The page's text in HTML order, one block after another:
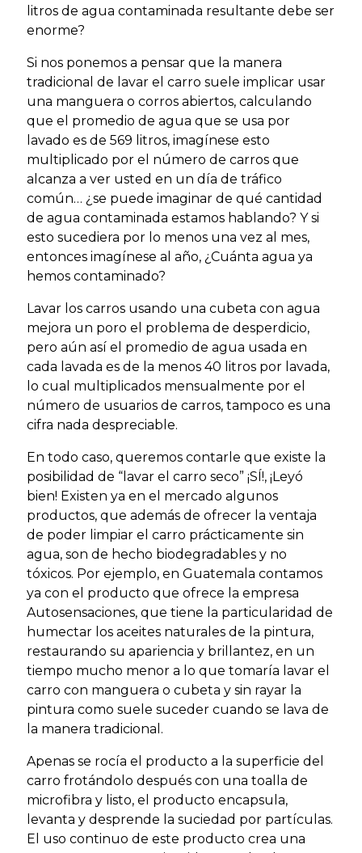
litros de agua contaminada resultante debe ser
enorme?
Si nos ponemos a pensar que la manera
tradicional de lavar el carro suele implicar usar
una manguera o corros abiertos, calculando
que el promedio de agua que se usa por
lavado es de 569 litros, imagínese esto
multiplicado por el número de carros que
alcanza a ver usted en un día de tráfico
común… ¿se puede imaginar de qué cantidad
de agua contaminada estamos hablando? Y si
esto sucediera por lo menos una vez al mes,
entonces imagínese al año, ¿Cuánta agua ya
hemos contaminado?
Lavar los carros usando una cubeta con agua
mejora un poro el problema de desperdicio,
pero aún así el promedio de agua usada en
cada lavada es de la menos 40 litros por lavada,
lo cual multiplicados mensualmente por el
número de usuarios de carros, tampoco es una
cifra nada despreciable.
En todo caso, queremos contarle que existe la
posibilidad de “lavar el carro seco” ¡SÍ!, ¡Leyó
bien! Existen ya en el mercado algunos
productos, que además de ofrecer la ventaja
de poder limpiar el carro prácticamente sin
agua, son de hecho biodegradables y no
tóxicos. Por ejemplo, en Guatemala contamos
ya con el producto que ofrece la empresa
Autosensaciones, que tiene la particularidad de
humectar los aceites naturales de la pintura,
restaurando su apariencia y brillantez, en un
tiempo mucho menor a lo que tomaría lavar el
carro con manguera o cubeta y sin rayar la
pintura como suele suceder cuando se lava de
la manera tradicional.
Apenas se rocía el producto a la superficie del
carro frotándolo después con una toalla de
microfibra y listo, el producto encapsula,
levanta y desprende la suciedad por partículas.
El uso continuo de este producto crea una